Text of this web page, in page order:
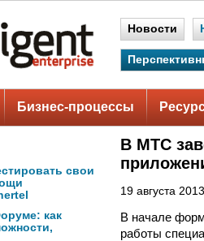
Новости
Бизнес-процессы
свои
как
В МТС
19 августа 2013
В начале
работы